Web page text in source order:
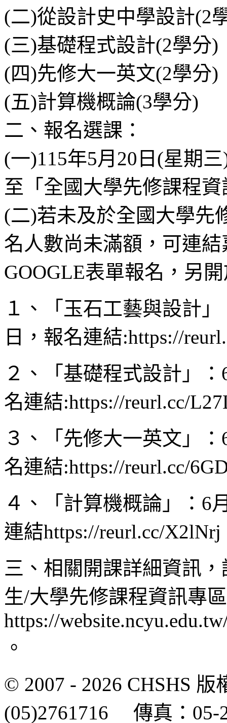
(二)從設計史中學設計(2
(三)基礎程式設計(2學分)
(四)先修大一英文(2學分)
(五)計算機概論(3學分)
二、報名選課：
(一)115年5月20日(星期
至「全國大學先修課程
(二)若未及於全國大學先
名人數尚未滿額，可連
GOOGLE表單報名，另
１、「玉石工藝與設計
日，報名連結:https://
２、「基礎程式設計」
名連結:https://reurl.cc/
３、「先修大一英文」
名連結:https://reurl.cc/
４、「計算機概論」：6
連結https://reurl.cc/X2lNrj
三、相關開課詳細資訊
生/大學先修課程資訊專
https://
。
© 2007 - 2026 CHSHS
(05)2761716 傳真：05-